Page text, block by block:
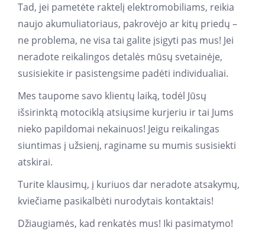
Tad, jei pametėte raktelį elektromobiliams, reikia
naujo akumuliatoriaus, pakrovėjo ar kitų priedų –
ne problema, ne visa tai galite įsigyti pas mus! Jei
neradote reikalingos detalės mūsų svetainėje,
susisiekite ir pasistengsime padėti individualiai.
Mes taupome savo klientų laiką, todėl Jūsų
išsirinktą motociklą atsiųsime kurjeriu ir tai Jums
nieko papildomai nekainuos! Jeigu reikalingas
siuntimas į užsienį, raginame su mumis susisiekti
atskirai.
Turite klausimų, į kuriuos dar neradote atsakymų,
kviečiame pasikalbėti nurodytais kontaktais!
Džiaugiamės, kad renkatės mus! Iki pasimatymo!